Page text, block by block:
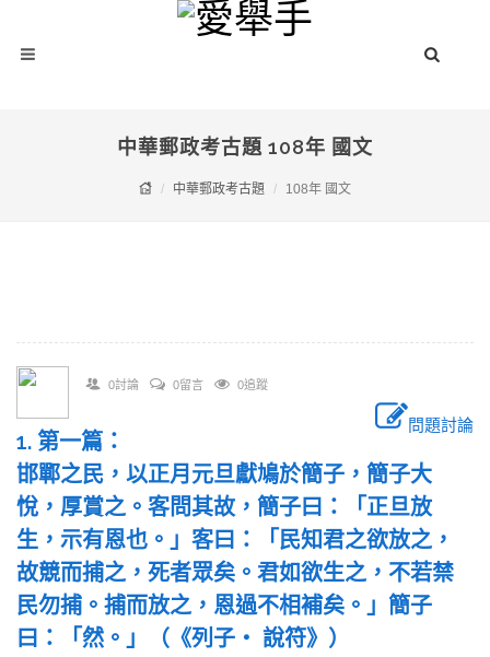
中華郵政考古題 108年 國文
中華郵政考古題 108年 國文
0討論 0留言 0追蹤
問題討論
1. 第一篇：
邯鄲之民，以正月元旦獻鳩於簡子，簡子大
悅，厚賞之。客問其故，簡子曰：「正旦放
生，示有恩也。」客曰：「民知君之欲放之，
故競而捕之，死者眾矣。君如欲生之，不若禁
民勿捕。捕而放之，恩過不相補矣。」簡子
曰：「然。」（《列子‧ 說符》）